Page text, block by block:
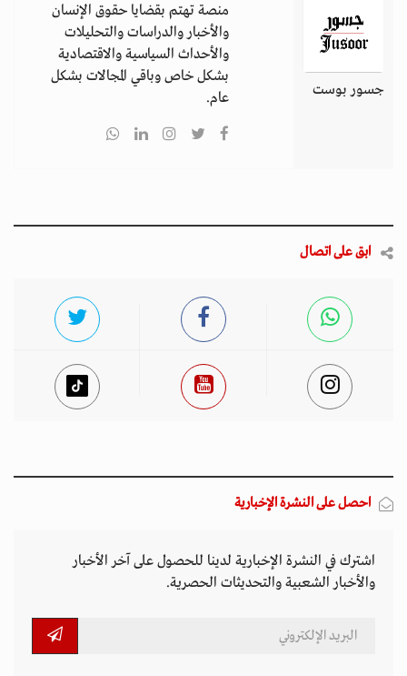
جسور بوست
منصة تهتم بقضايا حقوق الإنسان
والأخبار والدراسات والتحليلات
والأحداث السياسية والاقتصادية
بشكل خاص وباقي المجالات بشكل
عام.
ابق على اتصال
احصل على النشرة الإخبارية
اشترك في النشرة الإخبارية لدينا للحصول على آخر الأخبار
والأخبار الشعبية والتحديثات الحصرية.